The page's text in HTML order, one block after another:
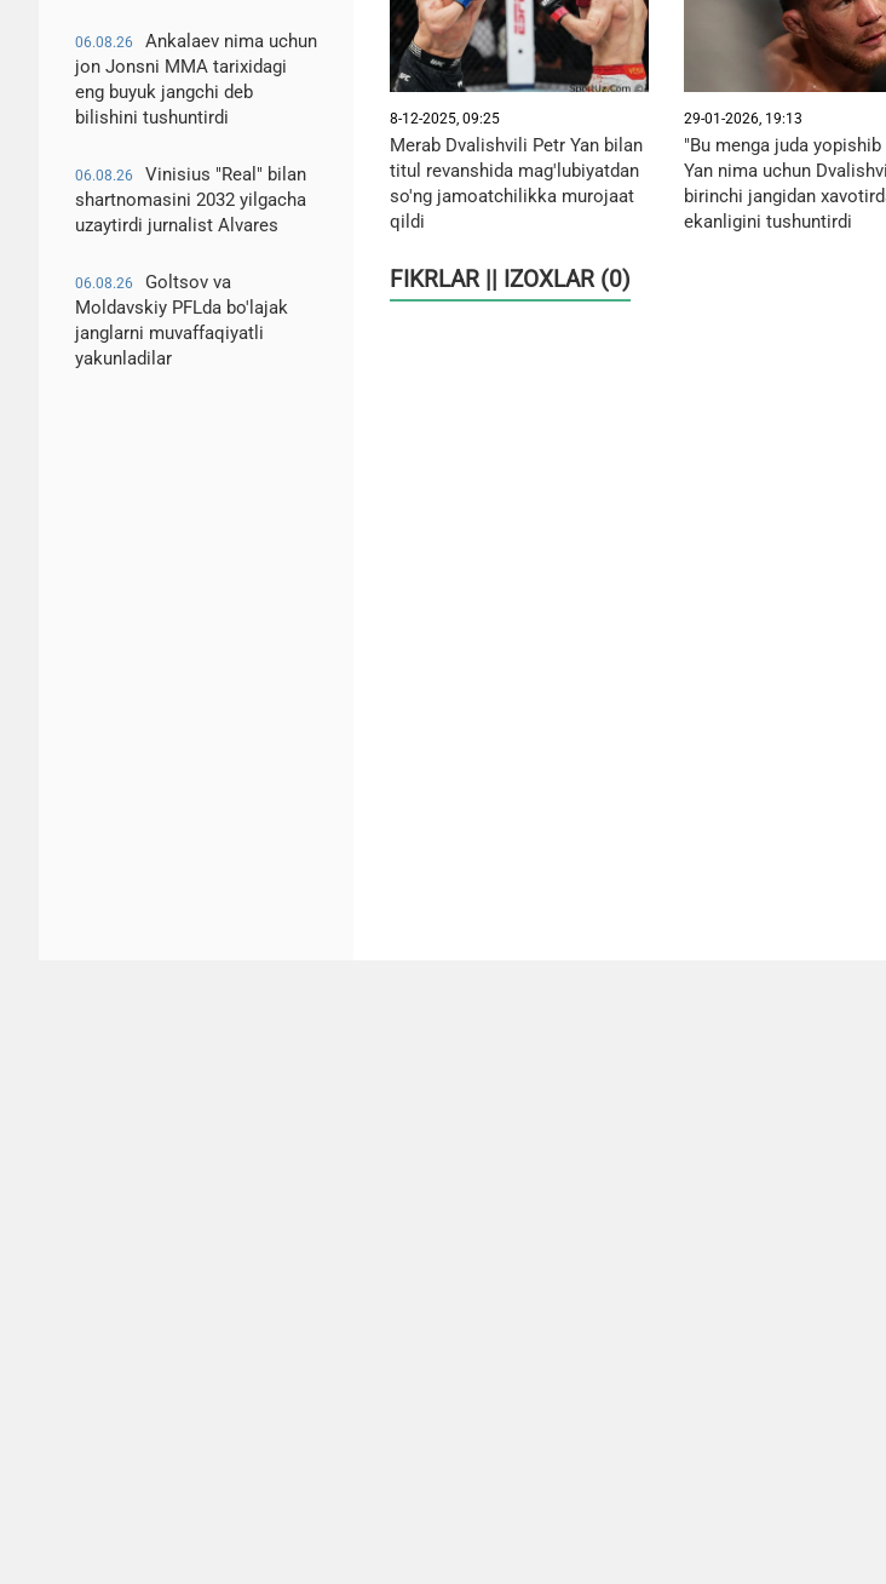
06.08.26
Ankalaev nima uchun
jon Jonsni MMA tarixidagi
eng buyuk jangchi deb
bilishini tushuntirdi
06.08.26
Vinisius "Real" bilan
shartnomasini 2032 yilgacha
uzaytirdi jurnalist Alvares
06.08.26
Goltsov va
Moldavskiy PFLda bo'lajak
janglarni muvaffaqiyatli
yakunladilar
8-12-2025, 09:25
Merab Dvalishvili Petr Yan bilan
titul revanshida mag'lubiyatdan
so'ng jamoatchilikka murojaat
qildi
29-01-2026, 19:13
"Bu menga juda
Yan nima uchun
birinchi jangidan
ekanligini tushuntirdi
FIKRLAR || IZOXLAR (0)